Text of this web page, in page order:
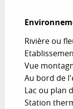
Rivière ou
Vue
Au bord de
Lac ou plan
Station